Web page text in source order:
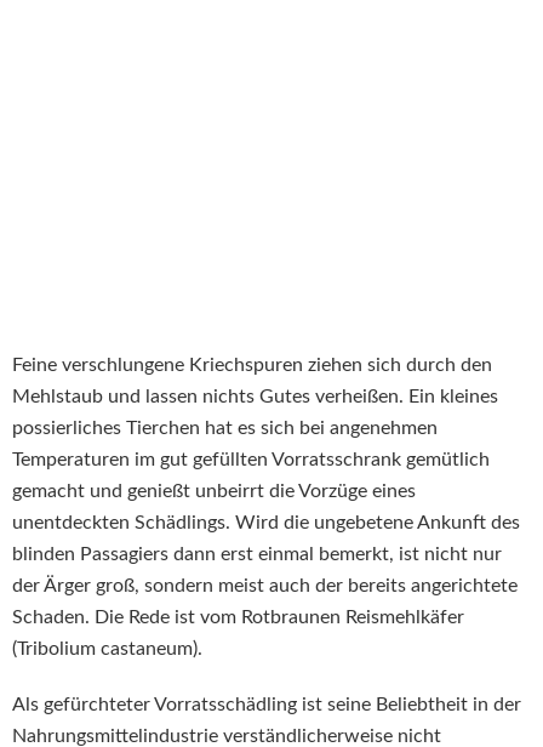
Feine verschlungene Kriechspuren ziehen sich durch den
Mehlstaub und lassen nichts Gutes verheißen. Ein kleines
possierliches Tierchen hat es sich bei angenehmen
Temperaturen im gut gefüllten Vorratsschrank gemütlich
gemacht und genießt unbeirrt die Vorzüge eines
unentdeckten Schädlings. Wird die ungebetene Ankunft des
blinden Passagiers dann erst einmal bemerkt, ist nicht nur
der Ärger groß, sondern meist auch der bereits angerichtete
Schaden. Die Rede ist vom Rotbraunen Reismehlkäfer
(Tribolium castaneum).
Als gefürchteter Vorratsschädling ist seine Beliebtheit in der
Nahrungsmittelindustrie verständlicherweise nicht